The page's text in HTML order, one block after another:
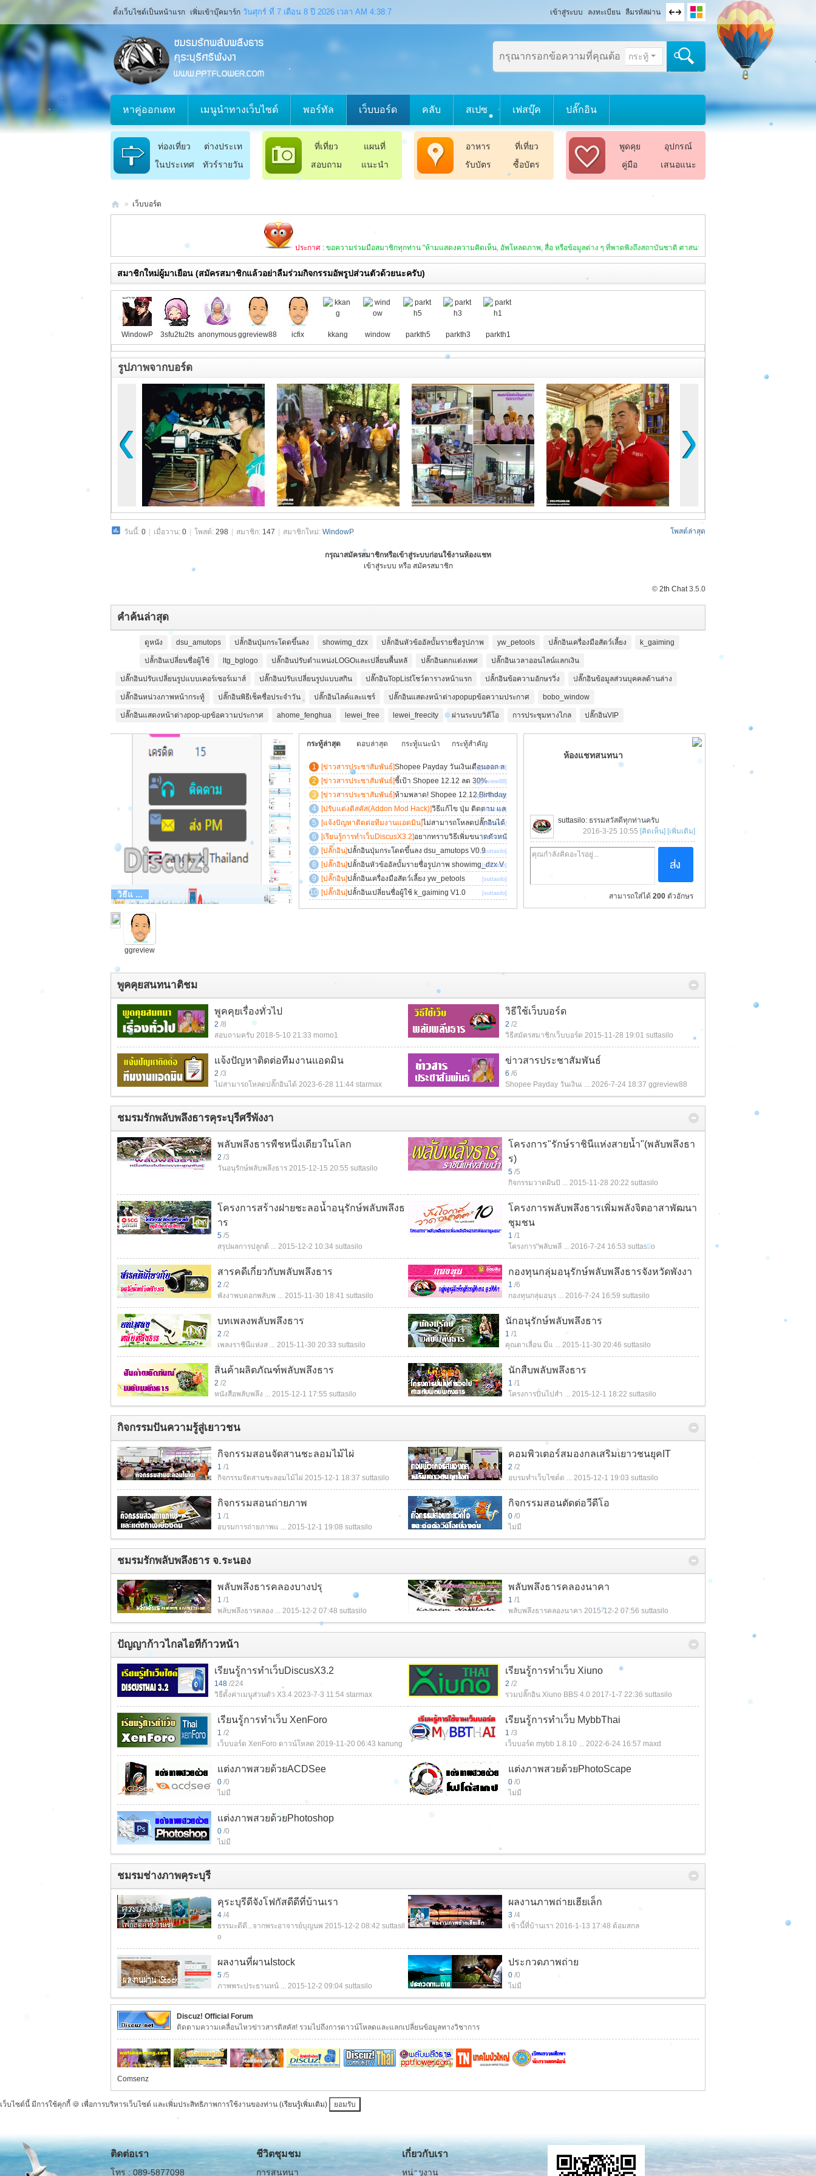
ตั้งเว็บไซต์เป็นหน้าแรก เพิ่มเข้าบุ๊คมาร์ก วันศุกร์ ที่ 7 เดือน 8 ปี 2026 เวลา AM 4:38:8 เข้าสู่ระบบ ลงทะเบียน ลืมรหัสผ่าน
กระทู้
หาคู่ออกเดท เมนูนำทางเว็บไซต์ พอร์ทัล เว็บบอร์ด คลับ สเปซ เฟสบุ๊ค ปลั๊กอิน
ท่องเที่ยว
ต่างประเท
ศ
ในประเทศ ทัวร์รายวัน
ที่เที่ยว
แผนที่
สอบถาม
แนะนำ
อาหาร
ที่เที่ยว
รับบัตร
ซื้อบัตร
พูดคุย
อุปกรณ์
คู่มือ
เสนอแนะ
ร
ม
รั
ลั
พ
ะ
» เว็บบอร์ด
ขอความร่วมมือสมาชิกทุกท่าน "ห้ามแสดงความคิดเห็น, อัพโหลดภาพ, สื่อ หรือข้อมูลต่าง ๆ ที่พาดพิงถึงสถาบันชาติ ศาสนา พระมหากษัตริย์ และราชวงศ์ ไปในทางเสื่อมเสียเป็นอัน
สมาชิกใหม่ผู้มาเยือน (สมัครสมาชิกแล้วอย่าลืมร่วมกิจกรรมอัพรูปส่วนตัวด้วยนะครับ)
WindowP 3sfu2tu2ts anonymousggreview88 icfix kkang window parkth5 parkth3 parkth1
รูปภาพจากบอร์ด
นโครงการสร้างฝายชะลอน้ำฯ
วันนี้: 0 เมื่อวาน: 0 โพสต์: 298 สมาชิก: 147 สมาชิกใหม่: WindowP โพสต์ล่าสุด
กรุณาสมัครสมาชิกหรือเข้าสู่ระบบก่อนใช้งานห้องแชท
เข้าสู่ระบบ หรือ สมัครสมาชิก
© 2th Chat3.5.0
คำค้นล่าสุด
ดูหนัง dsu_amutops ปลั้กอินปุ่มกระโดดขึ้นลง showimg_dzx ปลั้กอินหัวข้ออัลบั้มรายชื่อรูปภาพ yw_petools ปลั้กอินเครื่องมือสัตว์เลี้ยง k_gaiming
ปลั้กอินเปลี่ยนชื่อผู้ใช้ ltg_bglogo ปลั๊กอินปรับตำแหน่งLOGOและเปลี่ยนพื้นหลั ปลั๊กอินตกแต่งเพศ ปลั๊กอินเวลาออนไลน์แลกเงิน
ปลั๊กอินปรับเปลี่ยนรูปแบบเคอร์เซอร์เมาส์ ปลั๊กอินปรับเปลี่ยนรูปแบบสกิน ปลั๊กอินTopListโชว์ตารางหน้าแรก ปลั้กอินข้อความอักษรวิ่ง ปลั๊กอินข้อมูลส่วนบุคคลด้านล่าง
ปลั๊กอินหน่วงภาพหน้ากระทู้ ปลั๊กอินพิธีเช็คชื่อประจำวัน ปลั๊กอินไลค์และแชร์ ปลั๊กอินแสดงหน้าต่างpopupข้อความประกาศ bobo_window
ปลั๊กอินแสดงหน้าต่างpop-upข้อความประกาศ ahome_fenghua lewei_free lewei_freecity ผ่านระบบวิดีโอ การประชุมทางไกล ปลั๊กอินVIP
วิธีแ ...
ห้องแชทสนทนา
suttasilo: ธรรมสวัสดีทุกท่านครับ
2016-3-25 10:55 [คิดเห็น] [เพิ่มเติม]
tnc:
Wannoi
2020-11-19 04:28 [คิดเห็น] [เพิ่มเติม]
dkcafe:
starway: ข้อความทักทายมันขึ้นทุกหน้าเลยค
รับ ซึ่งมันจะทำให้ผู้ใช้เกิดความรำคาญได้ ไ
นาดีครับ นมัสการ
2016-6-5 14:13 [คิดเห็น] [เพิ่มเติม]
suttasilo : ธรรมสวัสดีสมาชิกใหม่ทุกท่าน มีอ
zzz12345 : สมชิกใหม่ฝากตัวด้วยครับ ^_^
2016-4-23 10:21 [คิดเห็น]
2016-3-28 20:13
สามารถใส่ได้ 200 ตัวอักษร
กระทู้ล่าสุด ตอบล่าสุด กระทู้แนะนำ กระทู้สำคัญ
กระทู้ยอดนิยม [ggreview88]
[ข่าวสารประชาสัมพันธ์]Shopee Payday วันเงินเดือนออก ล
ดจุกๆ
[ggreview88]
[ข่าวสารประชาสัมพันธ์]ชี้เป้า Shopee 12.12 ลด 30%
[ggreview88]
[ข่าวสารประชาสัมพันธ์]ห้ามพลาด! Shopee 12.12 Birthday
Sale ลดกระหน่ำวันเดียว
[sidacopy]
[ปรับแต่งดิสคัส(Addon Mod Hack)]วิธีแก้ไข ปุ่ม ติดตาม แล
ะปุ่ม PM
[starmax]
[แจ้งปัญหาติดต่อทีมงานแอดมิน]ไม่สามารถโหลดปลั๊กอินได้
[kornkant]
[เรียนรู้การทำเว็บDiscusX3.2]อยากทราบวิธีเพิ่มขนาดตัวหนั
งสือในเว็บ
[suttasilo]
[ปลั๊กอิน]ปลั้กอินปุ่มกระโดดขึ้นลง dsu_amutops V0.9
[suttasilo]
[ปลั๊กอิน]ปลั้กอินหัวข้ออัลบั้มรายชื่อรูปภาพ showimg_dzx V
4.
[suttasilo]
[ปลั๊กอิน]ปลั้กอินเครื่องมือสัตว์เลี้ยง yw_petools
[suttasilo]
[ปลั๊กอิน]ปลั้กอินเปลี่ยนชื่อผู้ใช้ k_gaiming V1.0
ggreview
พูคคุยสนทนาติชม
พูคคุยเรื่องทั่วไป
2 /8
สอบถามครับ 2018-5-10 21:33 momo1
วิธีใช้เว็บบอร์ด
2 /2
วิธีสมัครสมาชิกเว็บบอร์ด 2015-11-28 19:01 suttasilo
แจ้งปัญหาติดต่อทีมงานแอดมิน
2 /3
ไม่สามารถโหลดปลั๊กอินได้ 2023-6-28 11:44 starmax
ข่าวสารประชาสัมพันธ์
6 /6
Shopee Payday วันเงินเ ... 2026-7-24 18:37 ggreview88
ชมรมรักพลับพลึงธารคุระบุรีศรีพังงา
พลับพลึงธารพืชหนึ่งเดียวในโลก
2 /3
วันอนุรักษ์พลับพลึงธาร 2015-12-15 20:55 suttasilo
โครงการ"รักษ์ราชินีแห่งสายน้ำ"(พลับพลึงธา
ร)
5 /5
กิจกรรมวาดฝันปั ... 2015-11-28 20:22 suttasilo
โครงการสร้างฝายชะลอน้ำอนุรักษ์พลับพลึงธ
าร
5 /5
สรุปผลการปลูกต้ ... 2015-12-2 10:34 suttasilo
โครงการพลับพลึงธารเพิ่มพลังจิตอาสาพัฒนา
ชุมชน
1 /1
โครงการ"พลับพลึ ... 2016-7-24 16:53 suttasilo
สารคดีเกี่ยวกับพลับพลึงธาร
2 /2
พังงาพบดอกพลับพ ... 2015-11-30 18:41 suttasilo
กองทุนกลุ่มอนุรักษ์พลับพลึงธารจังหวัดพังงา
1 /6
กองทุนกลุ่มอนุร ... 2016-7-24 16:59 suttasilo
บทเพลงพลับพลึงธาร
2 /2
เพลงราชินีแห่งส ... 2015-11-30 20:33 suttasilo
นักอนุรักษ์พลับพลึงธาร
1 /1
คุณตาเลื่อน มีแ ... 2015-11-30 20:46 suttasilo
สินค้าผลิตภัณฑ์พลับพลึงธาร
2 /2
หนังสือพลับพลึง ... 2015-12-1 17:55 suttasilo
นักสืบพลับพลึงธาร
1 /1
โครงการปั่นไปสำ ... 2015-12-1 18:22 suttasilo
กิจกรรมปันความรู้สู่เยาวชน
กิจกรรมสอนจัดสานชะลอมไม้ไผ่
1 /1
กิจกรรมจัดสานชะลอมไม้ไผ่ 2015-12-1 18:37 suttasilo
คอมพิวเตอร์สมองกลเสริมเยาวชนยุคIT
2 /2
อบรมทำเว็บไซต์ด ... 2015-12-1 19:03 suttasilo
กิจกรรมสอนถ่ายภาพ
1 /1
อบรมการถ่ายภาพแ ... 2015-12-1 19:08 suttasilo
กิจกรรมสอนตัดต่อวีดีโอ
0 /0
ไม่มี
ชมรมรักพลับพลึงธาร จ.ระนอง
พลับพลึงธารคลองบางปรุ
1 /1
พลับพลึงธารคลอง ... 2015-12-2 07:48 suttasilo
พลับพลึงธารคลองนาคา
1 /1
พลับพลึงธารคลองนาคา 2015-12-2 07:56 suttasilo
ปัญญาก้าวไกลไอทีก้าวหน้า
เรียนรู้การทำเว็บDiscusX3.2
148 /224
วิธีตั้งค่าเมนูส่วนตัว X3.4 2023-7-3 11:54 starmax
เรียนรู้การทำเว็บ Xiuno
2 /2
รวมปลั๊กอิน Xiuno BBS 4.0 2017-1-7 22:36 suttasilo
เรียนรู้การทำเว็บ XenForo
1 /2
เว็บบอร์ด XenForo ดาวน์โหลด 2019-11-20 06:43 kanung
เรียนรู้การทำเว็บ MybbThai
1 /3
เว็บบอร์ด mybb 1.8.10 ... 2022-6-24 16:57 maxd
แต่งภาพสวยด้วยACDSee
0 /0
ไม่มี
แต่งภาพสวยด้วยPhotoScape
0 /0
ไม่มี
แต่งภาพสวยด้วยPhotoshop
0 /0
ไม่มี
ชมรมช่างภาพคุระบุรี
คุระบุรีดีจังโฟกัสดีดีที่บ้านเรา
4 /4
ธรรมะดีดี...จากพระอาจารย์บุญนพ 2015-12-2 08:42 suttasil
o
ผลงานภาพถ่ายเฮียเล็ก
3 /4
เช้านี้ที่บ้านเรา 2016-1-13 17:48 ต้อมสกล
ผลงานที่ผานIstock
5 /5
ภาพพระประธานหน้ ... 2015-12-2 09:04 suttasilo
ประกวดภาพถ่าย
0 /0
ไม่มี
Discuz! Official Forum
ติดตามความเคลื่อนไหวข่าวสารดิสคัส! รวมไปถึงการดาวน์โหลดและแลกเปลี่ยนข้อมูลทางวิชาการ
Comsenz
เว็บไซต์นี้ มีการใช้คุกกี้ 🍪 เพื่อการบริหารเว็บไซต์ และเพิ่มประสิทธิภาพการใช้งานของท่าน (เรียนรู้เพิ่มเติม) ยอมรับ
ติดต่อเรา
โทร : 089-5877098
ชีวิตชุมชม
การสนทนา
เกี่ยวกับเรา
หน่วยงาน